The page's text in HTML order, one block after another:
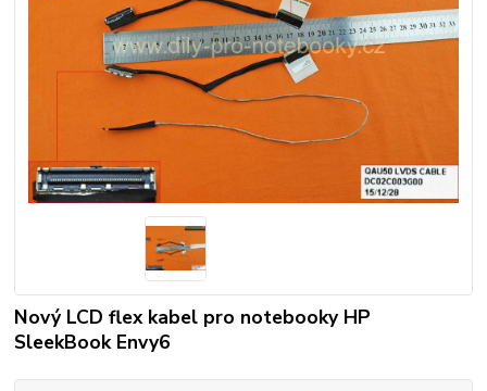
Nový LCD flex kabel pro notebooky HP
SleekBook Envy6